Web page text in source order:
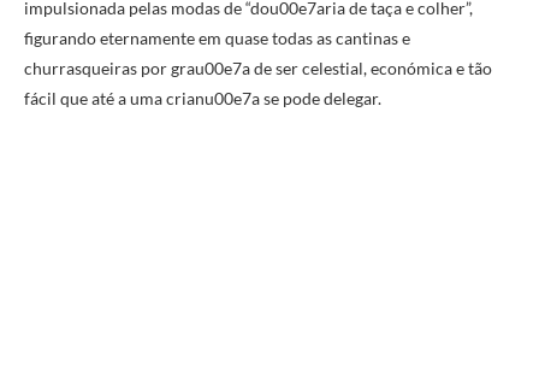
impulsionada pelas modas de “dou00e7aria de taça e colher”,
figurando eternamente em quase todas as cantinas e
churrasqueiras por grau00e7a de ser celestial, económica e tão
fácil que até a uma crianu00e7a se pode delegar.